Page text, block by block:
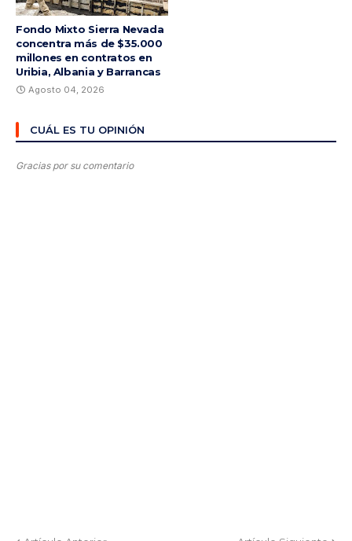
Fondo Mixto Sierra Nevada
concentra más de $35.000
millones en contratos en
Uribia, Albania y Barrancas
Agosto 04, 2026
CUÁL ES TU OPINIÓN
Gracias por su comentario